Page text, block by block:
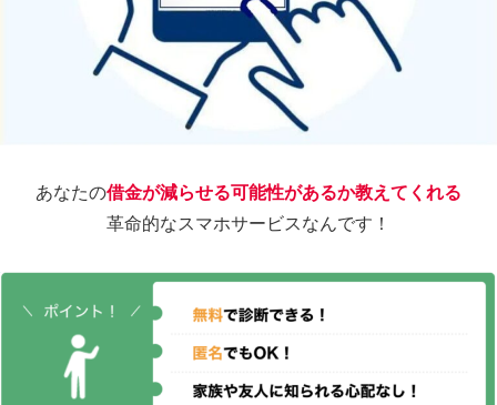
借金が減らせる可能性があるか教えてくれる
革命的なスマホサービスなんです！
実は一般にはあまり
知られていないだけで、